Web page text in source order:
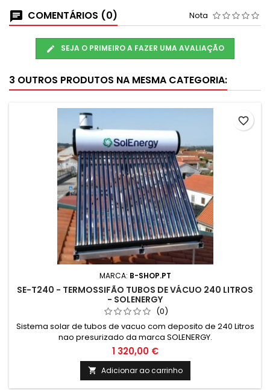
COMENTÁRIOS (0) Nota
SEJA O PRIMEIRO A FAZER UMA AVALIAÇÃO
3 OUTROS PRODUTOS NA MESMA CATEGORIA:
MARCA: B-SHOP.PT
SE-T240 - TERMOSSIFÃO TUBOS DE VÁCUO 240 LITROS
- SOLENERGY
(0)
Sistema solar de tubos de vacuo com deposito de 240 Litros
nao presurizado da marca SOLENERGY.
1 320,00 €
 Adicionar ao carrinho
favorite_border